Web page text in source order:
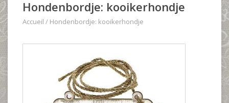
Hondenbordje: kooikerhondje
Accueil / Hondenbordje: kooikerhondje